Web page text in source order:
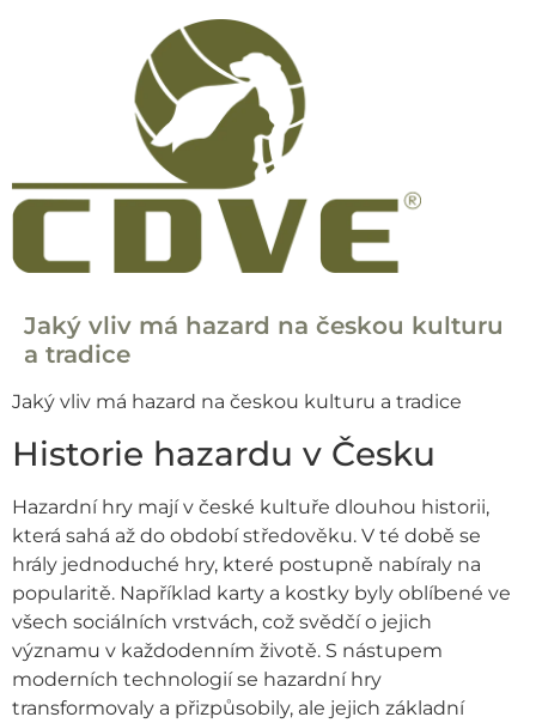
Jaký vliv má hazard na českou kulturu
a tradice
Jaký vliv má hazard na českou kulturu a tradice
Historie hazardu v Česku
Hazardní hry mají v české kultuře dlouhou historii,
která sahá až do období středověku. V té době se
hrály jednoduché hry, které postupně nabíraly na
popularitě. Například karty a kostky byly oblíbené ve
všech sociálních vrstvách, což svědčí o jejich
významu v každodenním životě. S nástupem
moderních technologií se hazardní hry
transformovaly a přizpůsobily, ale jejich základní